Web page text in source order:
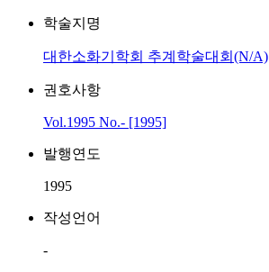
학술지명
대한소화기학회 추계학술대회(N/A)
권호사항
Vol.1995 No.- [1995]
발행연도
1995
작성언어
-